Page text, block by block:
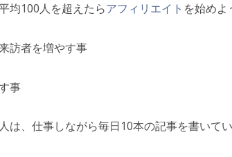
均100人を超えたらアフィリエイト を始めよ
訪者を増やす事
事
は、仕事しながら毎日10本の記事を書いてい